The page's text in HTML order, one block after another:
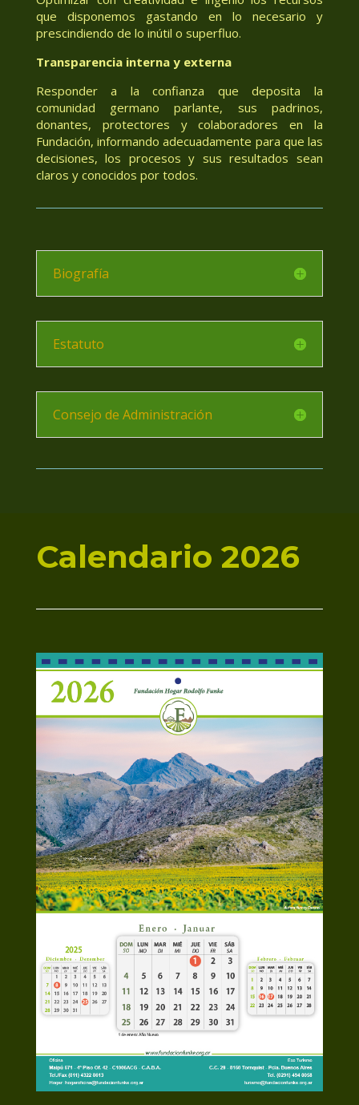
que disponemos gastando en lo necesario y
prescindiendo de lo inútil o superfluo.
Transparencia interna y externa
Responder a la confianza que deposita la
comunidad germano parlante, sus padrinos,
donantes, protectores y colaboradores en la
Fundación, informando adecuadamente para que las
decisiones, los procesos y sus resultados sean
claros y conocidos por todos.
Biografía
Estatuto
Consejo de Administración
Calendario 2026